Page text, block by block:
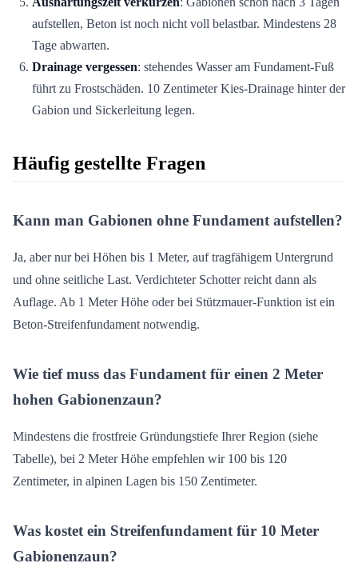
aufstellen, Beton ist noch nicht voll belastbar. Mindestens 28
Tage abwarten.
Drainage vergessen: stehendes Wasser am Fundament-Fuß
führt zu Frostschäden. 10 Zentimeter Kies-Drainage hinter der
Gabion und Sickerleitung legen.
Häufig gestellte Fragen
Kann man Gabionen ohne Fundament aufstellen?
Ja, aber nur bei Höhen bis 1 Meter, auf tragfähigem Untergrund
und ohne seitliche Last. Verdichteter Schotter reicht dann als
Auflage. Ab 1 Meter Höhe oder bei Stützmauer-Funktion ist ein
Beton-Streifenfundament notwendig.
Wie tief muss das Fundament für einen 2 Meter
hohen Gabionenzaun?
Mindestens die frostfreie Gründungstiefe Ihrer Region (siehe
Tabelle), bei 2 Meter Höhe empfehlen wir 100 bis 120
Zentimeter, in alpinen Lagen bis 150 Zentimeter.
Was kostet ein Streifenfundament für 10 Meter
Gabionenzaun?